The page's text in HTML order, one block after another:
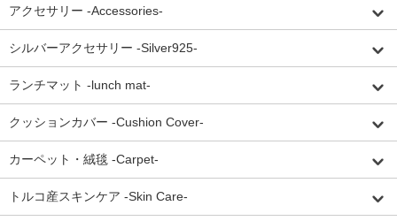
アクセサリー -Accessories-
シルバーアクセサリー -Silver925-
ランチマット -lunch mat-
クッションカバー -Cushion Cover-
カーペット・絨毯 -Carpet-
トルコ産スキンケア -Skin Care-